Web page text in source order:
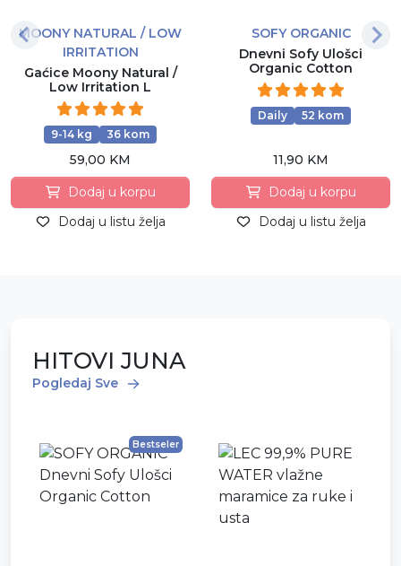
MOONY NATURAL / LOW
IRRITATION
Gaćice Moony Natural /
Low Irritation L
9-14 kg 36 kom
59,00 KM
Dodaj u korpu
Dodaj u listu želja
SOFY ORGANIC
Dnevni Sofy Ulošci
Organic Cotton
Daily 52 kom
11,90 KM
Dodaj u korpu
Dodaj u listu želja
HITOVI JUNA
Pogledaj Sve
Bestseler